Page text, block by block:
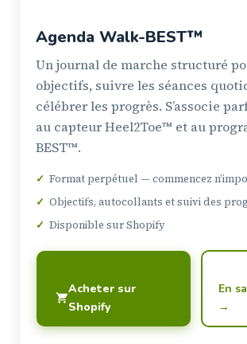
Agenda Walk-BEST™
Un journal de marche structuré
objectifs, suivre les séances
célébrer les progrès. S’associe
au capteur Heel2Toe™ et au
BEST™.
✓ Format perpétuel — commencez
✓ Objectifs, autocollants et suivi des
✓ Disponible sur Shopify
Acheter sur
Shopify
En
→